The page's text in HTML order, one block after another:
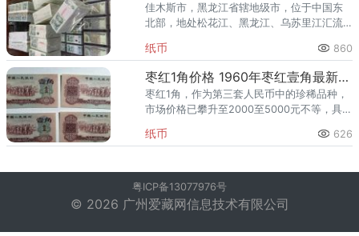
佳木斯市，黑龙江省辖地级市，位于中国东
北部，地处松花江、黑龙江、乌苏里江汇流
最早迎接太阳升起的地方。你了解在佳木斯
哪些地区可以回收纸币吗？
纸币 860
枣红1角价格 1960年枣红壹角最新价格
枣红1角，作为第三套人民币中的珍稀品种，
市场价格已攀升至2000至5000元不等，具体
呈现独特的枣红色，设计精美，具有极高的
纸币 626
粤ICP备13077976号
© 2026 广州爱藏网信息技术有限公司